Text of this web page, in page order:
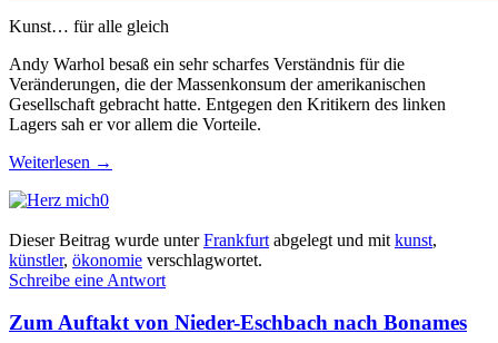
Kunst… für alle gleich
Andy Warhol besaß ein sehr scharfes Verständnis für die
Veränderungen, die der Massenkonsum der amerikanischen
Gesellschaft gebracht hatte. Entgegen den Kritikern des linken
Lagers sah er vor allem die Vorteile.
Weiterlesen →
0
Dieser Beitrag wurde unterFrankfurt abgelegt und mit kunst,
künstler, ökonomie verschlagwortet.
Schreibe eine Antwort
Zum Auftakt von Nieder-Eschbach nach Bonames